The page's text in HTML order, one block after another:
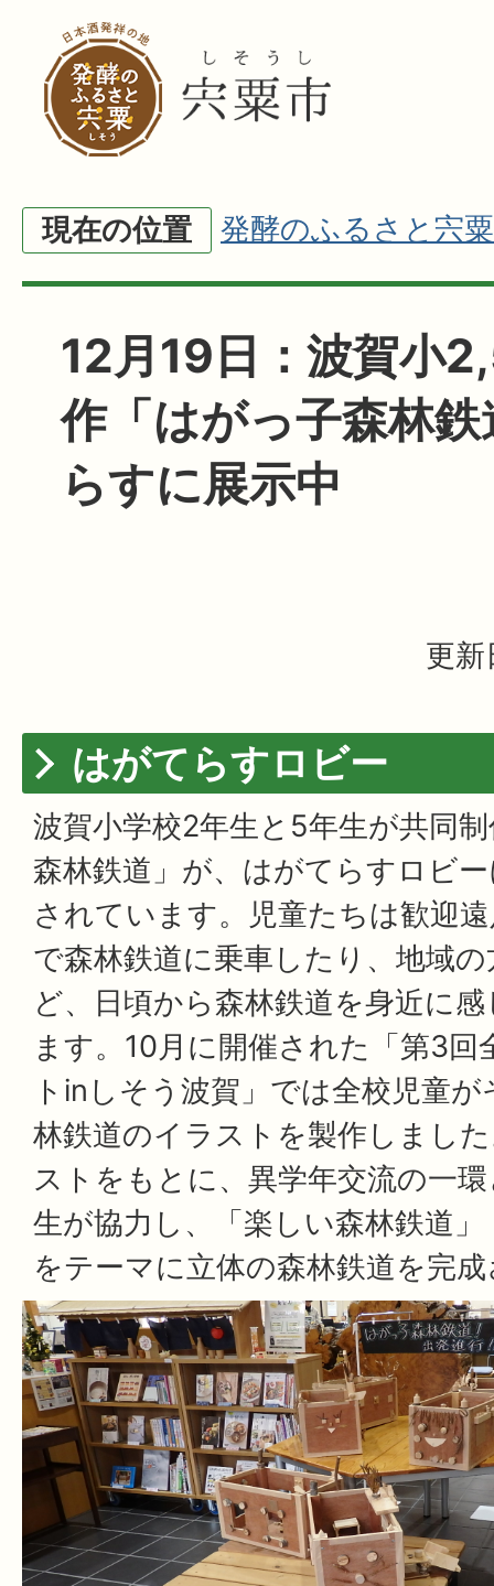
現在の位置 発酵のふるさと宍粟
12月19日：波賀小
作「はがっ子森林
らすに展示中
更
はがてらすロビー
波賀小学校2年生と5年生が共同
森林鉄道」が、はがてらすロビ
されています。児童たちは歓迎
で森林鉄道に乗車したり、地域
ど、日頃から森林鉄道を身近に
ます。10月に開催された「第3回
トinしそう波賀」では全校児童
林鉄道のイラストを製作しまし
ストをもとに、異学年交流の一
生が協力し、「楽しい森林鉄道
をテーマに立体の森林鉄道を完